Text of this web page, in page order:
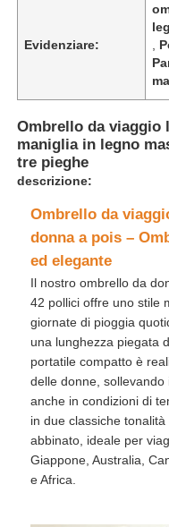
Evidenziare:
Ombrello da viaggio
maniglia in legno
tre pieghe
descrizione:
Ombrello da
donna a pois –
ed elegante
Il nostro ombrello da
42 pollici offre uno stile
giornate di pioggia
una lunghezza piegata
portatile compatto è
delle donne,
anche in condizioni di
in due classiche
abbinato, ideale per
Giappone, Australia,
e Africa.